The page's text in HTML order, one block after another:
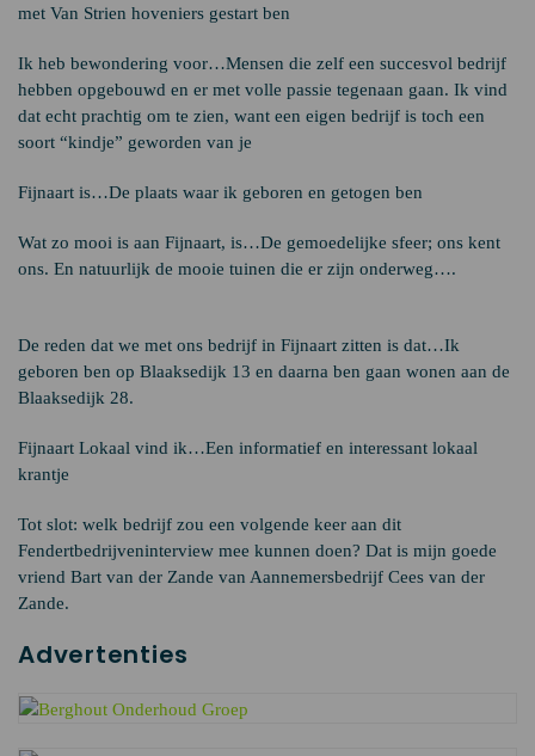
met Van Strien hoveniers gestart ben
Ik heb bewondering voor…Mensen die zelf een succesvol bedrijf
hebben opgebouwd en er met volle passie tegenaan gaan. Ik vind
dat echt prachtig om te zien, want een eigen bedrijf is toch een
soort “kindje” geworden van je
Fijnaart is…De plaats waar ik geboren en getogen ben
Wat zo mooi is aan Fijnaart, is…De gemoedelijke sfeer; ons kent
ons. En natuurlijk de mooie tuinen die er zijn onderweg….
De reden dat we met ons bedrijf in Fijnaart zitten is dat…Ik
geboren ben op Blaaksedijk 13 en daarna ben gaan wonen aan de
Blaaksedijk 28.
Fijnaart Lokaal vind ik…Een informatief en interessant lokaal
krantje
Tot slot: welk bedrijf zou een volgende keer aan dit
Fendertbedrijveninterview mee kunnen doen? Dat is mijn goede
vriend Bart van der Zande van Aannemersbedrijf Cees van der
Zande.
Advertenties